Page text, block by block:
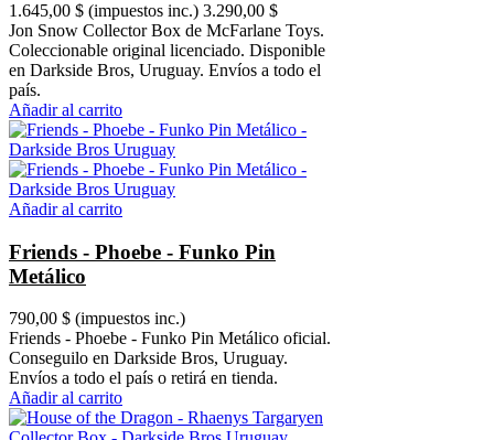
1.645,00 $ (impuestos inc.) 3.290,00 $
Jon Snow Collector Box de McFarlane Toys.
Coleccionable original licenciado. Disponible
en Darkside Bros, Uruguay. Envíos a todo el
país.
Añadir al carrito
Añadir al carrito
Friends - Phoebe - Funko Pin
Metálico
790,00 $ (impuestos inc.)
Friends - Phoebe - Funko Pin Metálico oficial.
Conseguilo en Darkside Bros, Uruguay.
Envíos a todo el país o retirá en tienda.
Añadir al carrito